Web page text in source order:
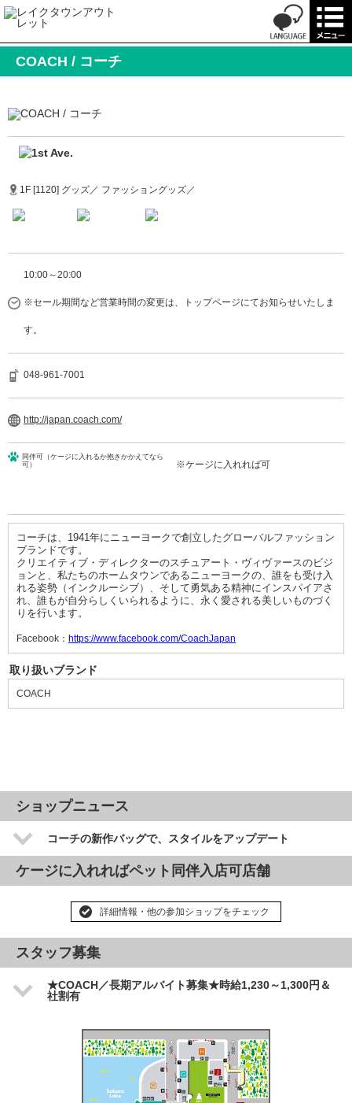
COACH / コーチ
1F [1120] グッズ／ ファッショングッズ／
10:00～20:00
※セール期間など営業時間の変更は、トップページにてお知らせいたしま
す。
048-961-7001
http://japan.coach.com/
同伴可（ケージに入れるか抱きかかえてなら
可）
※ケージに入れれば可
コーチは、 1941年にニューヨークで創立したグローバルファッション
ブランドです。
クリエイティブ・ディレクターのスチュアート・ヴィヴァースのビジ
ョンと、私たちのホームタウンであるニューヨークの、誰をも受け入
れる姿勢（インクルーシブ）、そして勇気ある精神にインスパイアさ
れ、誰もが自分らしくいられるように、永く愛される美しいものづく
りを行います。
Facebook： https://www.facebook.com/CoachJapan
取り扱いブランド
COACH
ショップニュース
コーチの新作バッグで、スタイルをアップデート
ケージに入れればペット同伴入店可店舗
詳細情報・他の参加ショップをチェック
スタッフ募集
★COACH／長期アルバイト募集★時給1,230～1,300円＆
社割有